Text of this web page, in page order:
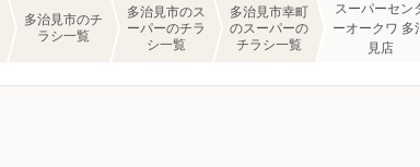
多治見市のチ
ラシ一覧
多治見市のス
ーパーのチラ
シ一覧
多治見市幸町
のスーパーの
チラシ一覧
スーパーセン
ーオークワ 多
見店